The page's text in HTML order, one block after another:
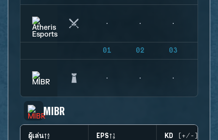
01 02 03
MIBR
ผู้เล่น EPS KD (+/-)